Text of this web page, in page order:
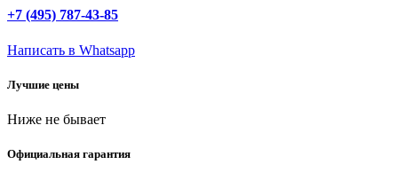
регулировка,
пластиковый,
наконечник
427256)
+7 (495) 787-43-85
Написать в Whatsapp
Лучшие цены
Ниже не бывает
Официальная гарантия